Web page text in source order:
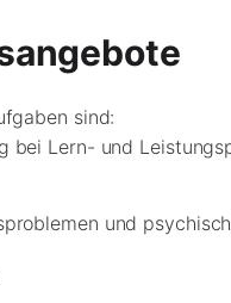
sind:
bei Lern- und
und